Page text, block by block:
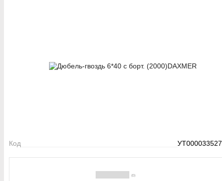
Код УТ000033527
(0)